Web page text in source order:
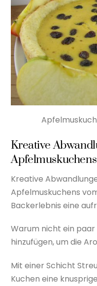
Kreative
Kreative
Apfelmuskuchens
Backerlebnis eine
Warum nicht ein
hinzufügen, um die
Mit einer Schicht
Kuchen eine